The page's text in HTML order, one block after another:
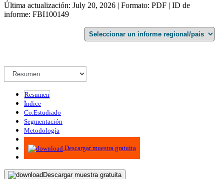
Última actualización: July 20, 2026 | Formato: PDF | ID de
informe: FBI100149
Resumen
Índice
Co.Estudiado
Segmentación
Metodología
Infografías
Descargar muestra gratuita
Descargar muestra gratuita